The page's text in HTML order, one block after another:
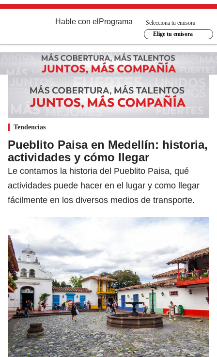
Hable con el Programa
Selecciona tu emisora
Elige tu emisora
Tendencias
Pueblito Paisa en Medellín: historia,
actividades y cómo llegar
Le contamos la historia del Pueblito Paisa, qué
actividades puede hacer en el lugar y como llegar
fácilmente en los diversos medios de transporte.